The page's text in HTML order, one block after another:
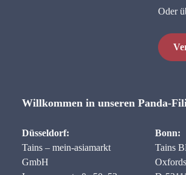
Willkommen in unseren Panda-
Düsseldorf:
Tains – mein-asiamarkt
GmbH
Bonn:
Tains
Oder